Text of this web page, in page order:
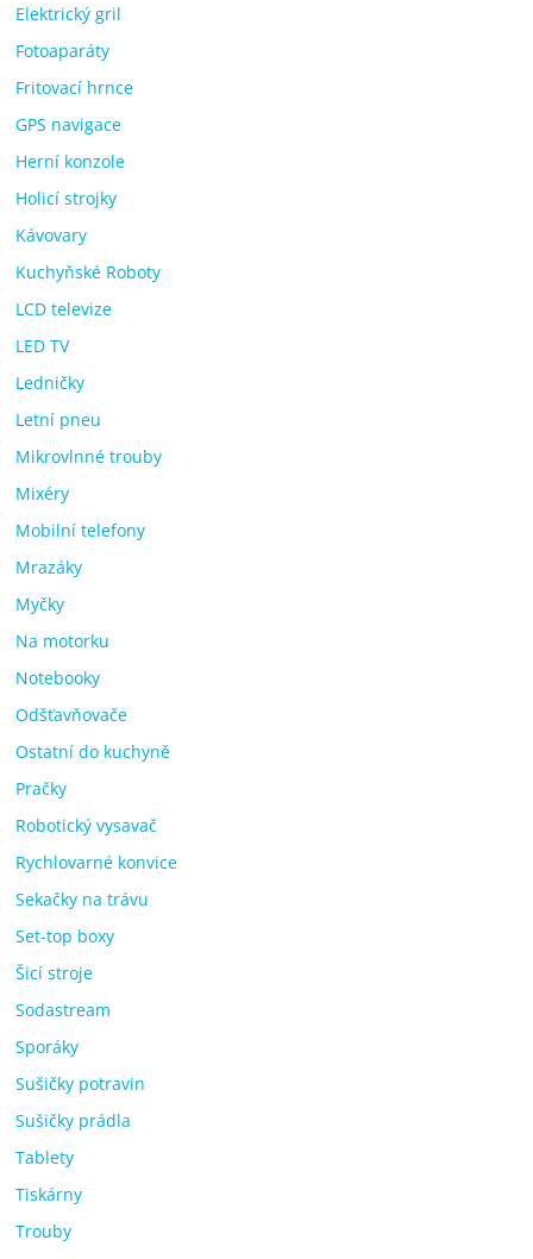
Elektrický gril
Fotoaparáty
Fritovací hrnce
GPS navigace
Herní konzole
Holicí strojky
Kávovary
Kuchyňské Roboty
LCD televize
LED TV
Ledničky
Letní pneu
Mikrovlnné trouby
Mixéry
Mobilní telefony
Mrazáky
Myčky
Na motorku
Notebooky
Odšťavňovače
Ostatní do kuchyně
Pračky
Robotický vysavač
Rychlovarné konvice
Sekačky na trávu
Set-top boxy
Šicí stroje
Sodastream
Sporáky
Sušičky potravin
Sušičky prádla
Tablety
Tiskárny
Trouby